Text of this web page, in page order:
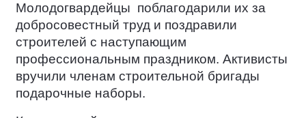
Молодогвардейцы поблагодарили их за
добросовестный труд и поздравили
строителей с наступающим
профессиональным праздником. Активисты
вручили членам строительной бригады
подарочные наборы.